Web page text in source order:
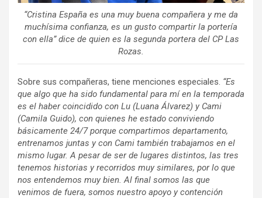
“Cristina España es una muy buena compañera y me da
muchísima confianza, es un gusto compartir la portería
con ella” dice de quien es la segunda portera del CP Las
Rozas.
Sobre sus compañeras, tiene menciones especiales. “Es
que algo que ha sido fundamental para mí en la temporada
es el haber coincidido con Lu (Luana Álvarez) y Cami
(Camila Guido), con quienes he estado conviviendo
básicamente 24/7 porque compartimos departamento,
entrenamos juntas y con Cami también trabajamos en el
mismo lugar. A pesar de ser de lugares distintos, las tres
tenemos historias y recorridos muy similares, por lo que
nos entendemos muy bien. Al final somos las que
venimos de fuera, somos nuestro apoyo y contención